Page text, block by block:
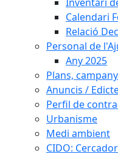
Calendari
Relació
Personal de
Any 2025
Plans,
Anuncis /
Perfil de
Urbanisme
Medi ambient
CIDO: